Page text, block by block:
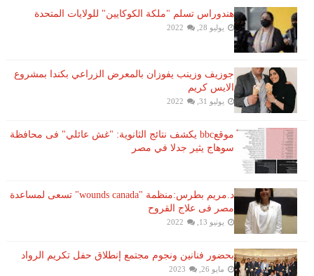
هندوراس تسلم "ملكة الكوكايين" للولايات المتحدة
يوليو 28, 2022
جوزيف وزينب يفوزان بالمعرض الزراعي بكندا بمشروع
الايس كريم
يوليو 31, 2022
موقعbbc يكشف نتائج الثانوية: "غش عائلي" فى محافظة
سوهاج يثير جدلا في مصر
د.مريم بطرس:منظمة "wounds canada" تسعى لمساعدة
مصر فى علاج القروح
يونيو 13, 2022
بحضور فنانين ونجوم مجتمع إنطلاق حفل تكريم الرواد
مايو 26, 2023